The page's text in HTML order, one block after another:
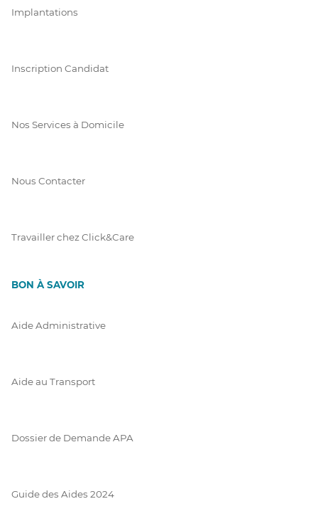
Implantations
Inscription Candidat
Nos Services à Domicile
Nous Contacter
Travailler chez Click&Care
BON À SAVOIR
Aide Administrative
Aide au Transport
Dossier de Demande APA
Guide des Aides 2024